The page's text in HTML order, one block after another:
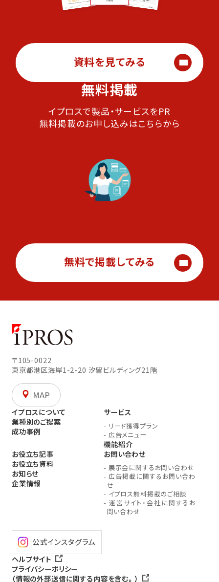
資料を見てみる
無料掲載
イプロスで製品・サービスをPR
無料掲載のお申し込みはこちらから
無料で掲載してみる
〒105-0022
東京都港区海岸1-2-20 汐留ビルディング21階
MAP
イプロスについて
業種別のご提案
成功事例
サービス
- リード獲得プラン
- 広告メニュー
機能紹介
お役立ち記事
お役立ち資料
お知らせ
企業情報
お問い合わせ
- 展示会に関するお問い合わせ
- 広告掲載に関するお問い合わ
せ
- イプロス無料掲載のご相談
- 運営サイト・会社に関するお
問い合わせ
公式インスタグラム
ヘルプサイト
プライバシーポリシー
（情報の外部送信に関する内容を含む。）